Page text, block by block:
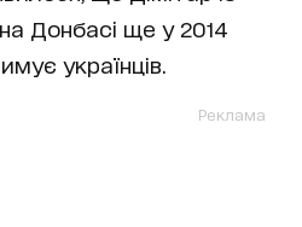
Донбасі ще у 2014
українців.
Реклама